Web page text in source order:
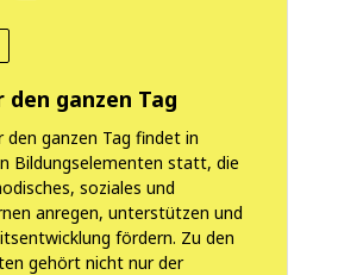
den ganzen Tag
den ganzen Tag findet in
Bildungselementen statt, die
soziales und
anregen, unterstützen und
fördern. Zu den
gehört nicht nur der